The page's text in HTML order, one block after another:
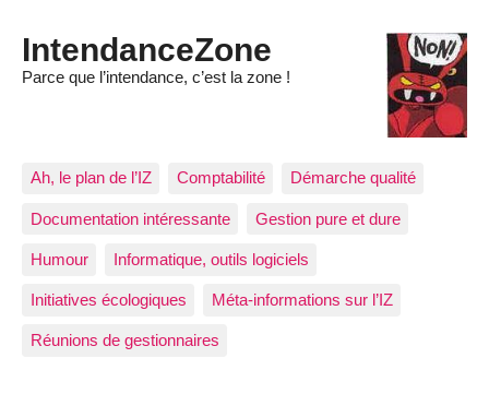
IntendanceZone
Parce que l’intendance, c’est la zone !
Ah, le plan de l’IZ Comptabilité Démarche qualité
Documentation intéressante Gestion pure et dure
Humour Informatique, outils logiciels
Initiatives écologiques Méta-informations sur l’IZ
Réunions de gestionnaires